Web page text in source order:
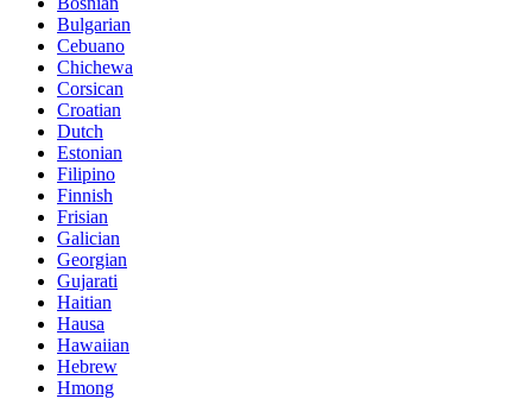
Bulgarian
Cebuano
Chichewa
Corsican
Croatian
Dutch
Estonian
Filipino
Finnish
Frisian
Galician
Georgian
Gujarati
Haitian
Hausa
Hawaiian
Hebrew
Hmong